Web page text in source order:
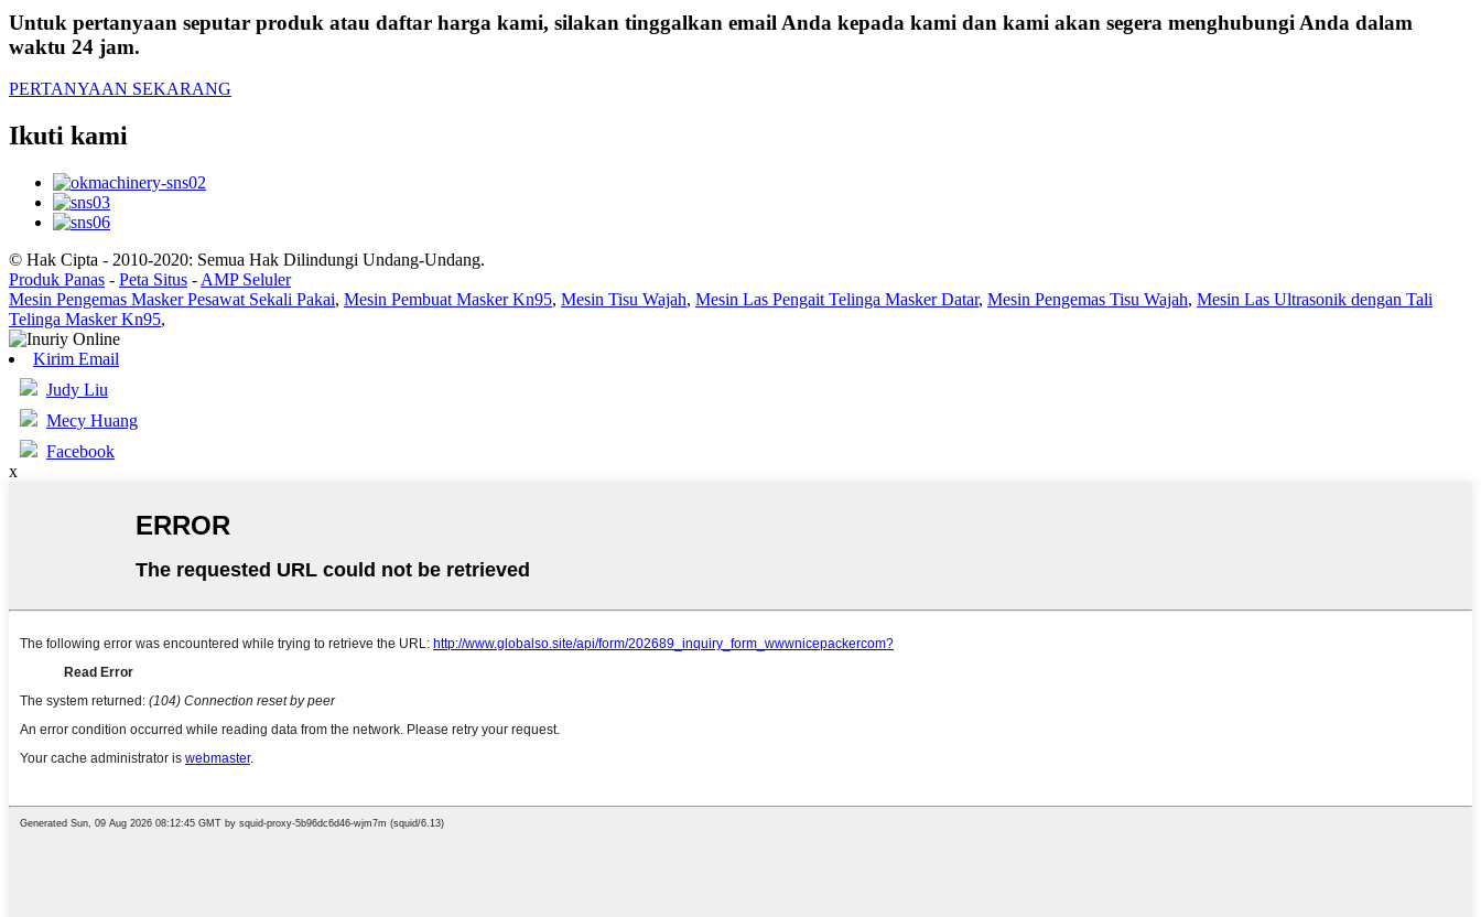
Untuk pertanyaan seputar produk atau daftar harga kami, silakan tinggalkan email Anda kepada kami dan kami akan segera menghubungi Anda dalam
waktu 24 jam.
PERTANYAAN SEKARANG
Ikuti kami
© Hak Cipta - 2010-2020: Semua Hak Dilindungi Undang-Undang.
Produk Panas - Peta Situs - AMP Seluler
Mesin Pengemas Masker Pesawat Sekali Pakai, Mesin Pembuat Masker Kn95, Mesin Tisu Wajah, Mesin Las Pengait Telinga Masker Datar, Mesin Pengemas Tisu Wajah, Mesin Las Ultrasonik dengan Tali
Telinga Masker Kn95,
Kirim Email
Judy Liu
Mecy Huang
Facebook
x